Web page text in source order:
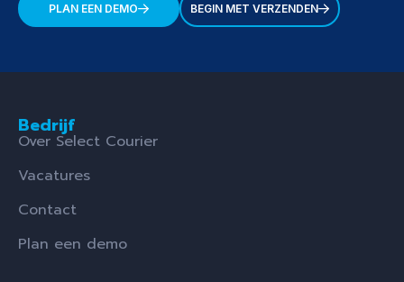
PLAN EEN DEMO BEGIN MET VERZENDEN
Bedrijf
Over Select Courier
Vacatures
Contact
Plan een demo